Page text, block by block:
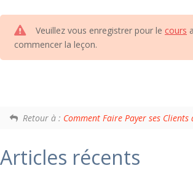
Veuillez vous enregistrer pour le cours
commencer la leçon.
Retour à : Comment Faire Payer ses Clients
Articles récents